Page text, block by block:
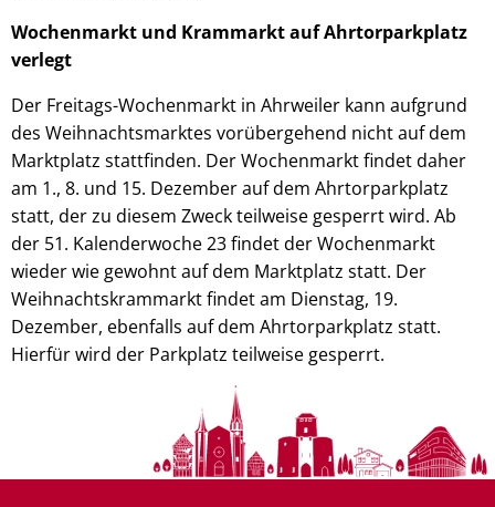
Wochenmarkt und Krammarkt auf Ahrtorparkplatz
verlegt
Der Freitags-Wochenmarkt in Ahrweiler kann aufgrund
des Weihnachtsmarktes vorübergehend nicht auf dem
Marktplatz stattfinden. Der Wochenmarkt findet daher
am 1., 8. und 15. Dezember auf dem Ahrtorparkplatz
statt, der zu diesem Zweck teilweise gesperrt wird. Ab
der 51. Kalenderwoche 23 findet der Wochenmarkt
wieder wie gewohnt auf dem Marktplatz statt. Der
Weihnachtskrammarkt findet am Dienstag, 19.
Dezember, ebenfalls auf dem Ahrtorparkplatz statt.
Hierfür wird der Parkplatz teilweise gesperrt.